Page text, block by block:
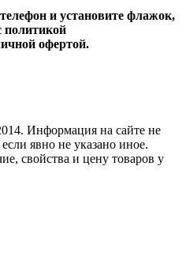
и установите флажок,
политикой
офертой.
Информация на сайте не
явно не указано иное.
свойства и цену товаров у